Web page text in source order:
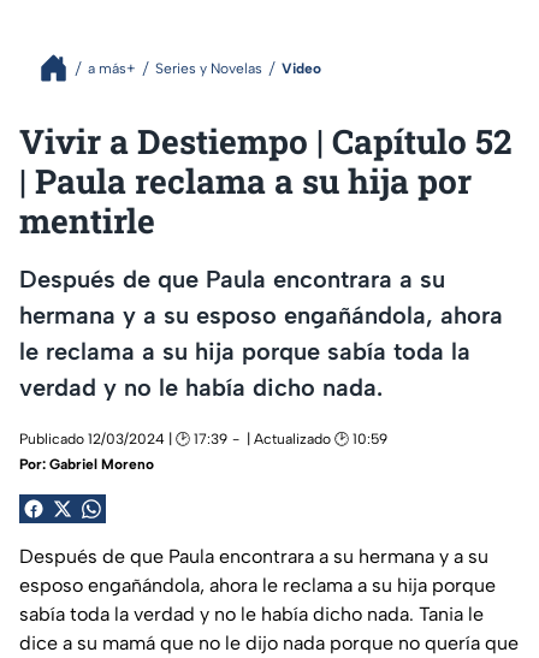
a más+ Series y Novelas Video
Vivir a Destiempo | Capítulo 52
| Paula reclama a su hija por
mentirle
Después de que Paula encontrara a su
hermana y a su esposo engañándola, ahora
le reclama a su hija porque sabía toda la
verdad y no le había dicho nada.
Publicado 12/03/2024 | 🕑 17:39
| Actualizado 🕑 10:59
Por: Gabriel Moreno
Después de que Paula encontrara a su hermana y a su
esposo engañándola, ahora le reclama a su hija porque
sabía toda la verdad y no le había dicho nada. Tania le
dice a su mamá que no le dijo nada porque no quería que